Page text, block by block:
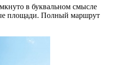
в буквальном смысле
площади. Полный маршрут